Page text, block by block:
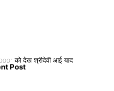
को देख श्रीदेवी आई याद
Post